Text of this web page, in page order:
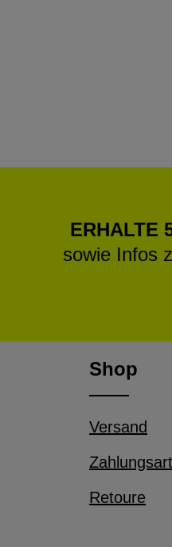
ERHALTE
sowie Infos
Shop
Versand
Retoure